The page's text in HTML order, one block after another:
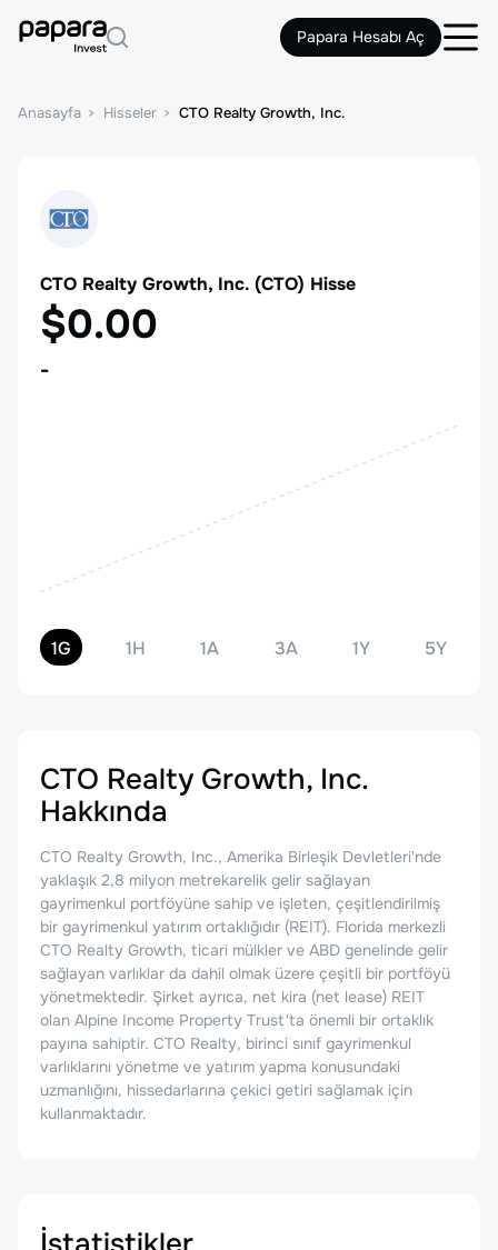
Papara Hesabı Aç
Anasayfa Hisseler CTO Realty Growth, Inc.
CTO Realty Growth, Inc. (CTO) Hisse
$0.00
-
1G 1H 1A 3A 1Y 5Y
CTO Realty Growth, Inc.
Hakkında
CTO Realty Growth, Inc., Amerika Birleşik Devletleri'nde
yaklaşık 2,8 milyon metrekarelik gelir sağlayan
gayrimenkul portföyüne sahip ve işleten, çeşitlendirilmiş
bir gayrimenkul yatırım ortaklığıdır (REIT). Florida merkezli
CTO Realty Growth, ticari mülkler ve ABD genelinde gelir
sağlayan varlıklar da dahil olmak üzere çeşitli bir portföyü
yönetmektedir. Şirket ayrıca, net kira (net lease) REIT
olan Alpine Income Property Trust'ta önemli bir ortaklık
payına sahiptir. CTO Realty, birinci sınıf gayrimenkul
varlıklarını yönetme ve yatırım yapma konusundaki
uzmanlığını, hissedarlarına çekici getiri sağlamak için
kullanmaktadır.